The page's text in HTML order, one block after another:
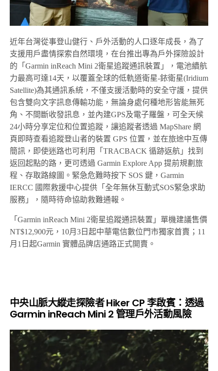
近年台灣從事登山健行、戶外活動的人口逐年成長，為了
支援用戶盡情探索自然環境，在台推出專為戶外探險設計
的「Garmin inReach Mini 2衛星追蹤通訊裝置」，電池續航
力最高可達14天，以覆蓋全球的低軌道衛星-銥衛星(Iridium
Satellite)為其通訊系統，不僅支援活動時的安全守護，提供
包含雙向文字訊息傳輸功能，無論身處何種地形皆能無死
角、不間斷收發訊息，並內建GPS及電子羅盤，可全天候
24小時分享定位和位置追蹤，讓追蹤者透過 MapShare 網
頁即時查看追蹤登山者的裝置 GPS 位置，並在旅途中互傳
簡訊，即使迷路也可利用「TRACBACK 循跡返航」找到
返回起點的路，更可透過 Garmin Explore App 提前規劃旅
程、存取路線圖。緊急危難時按下 SOS 鍵，Garmin
IERCC 國際救援中心提供「全年無休互動式SOS緊急求助
服務」，隨時待命協助救難通報。
「Garmin inReach Mini 2衛星追蹤通訊裝置」單機建議售價
NT$12,900元，10月3日起中華電信數位門市獨家首賣；11
月1日起Garmin 實體品牌店通路正式開賣。
中央山脈大縱走探險者 Hiker CP 李啟賓：透過
Garmin inReach Mini 2 管理戶外活動風險